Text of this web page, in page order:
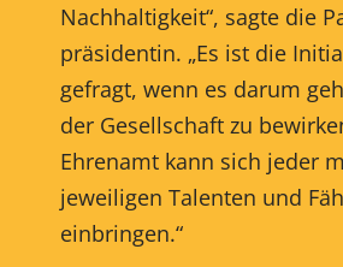
Nachhaltigkeit“, sagte die
präsidentin. „Es ist die
gefragt, wenn es darum
der Gesellschaft zu
Ehrenamt kann sich jeder
jeweiligen Talenten und
einbringen.“